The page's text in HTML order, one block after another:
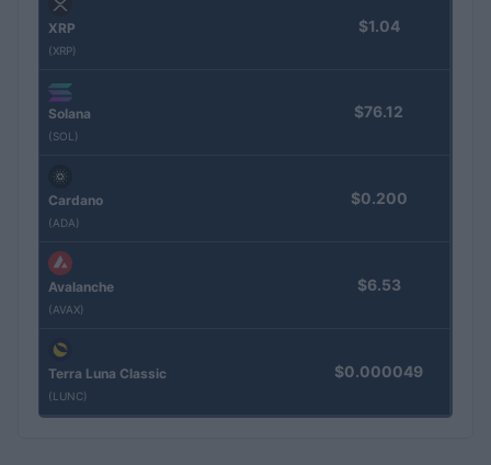
XRP
(XRP)
$1.04
Solana
(SOL)
$76.12
Cardano
(ADA)
$0.200
Avalanche
(AVAX)
$6.53
Terra Luna Classic
(LUNC)
$0.000049